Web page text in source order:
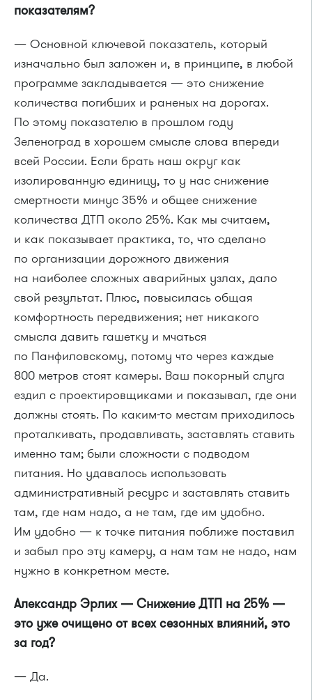
показателям?
— Основной ключевой показатель, который
изначально был заложен и, в принципе, в любой
программе закладывается — это снижение
количества погибших и раненых на дорогах.
По этому показателю в прошлом году
Зеленоград в хорошем смысле слова впереди
всей России. Если брать наш округ как
изолированную единицу, то у нас снижение
смертности минус 35% и общее снижение
количества ДТП около 25%. Как мы считаем,
и как показывает практика, то, что сделано
по организации дорожного движения
на наиболее сложных аварийных узлах, дало
свой результат. Плюс, повысилась общая
комфортность передвижения; нет никакого
смысла давить гашетку и мчаться
по Панфиловскому, потому что через каждые
800 метров стоят камеры. Ваш покорный слуга
ездил с проектировщиками и показывал, где они
должны стоять. По каким-то местам приходилось
проталкивать, продавливать, заставлять ставить
именно там; были сложности с подводом
питания. Но удавалось использовать
административный ресурс и заставлять ставить
там, где нам надо, а не там, где им удобно.
Им удобно — к точке питания поближе поставил
и забыл про эту камеру, а нам там не надо, нам
нужно в конкретном месте.
Александр Эрлих — Снижение ДТП на 25% —
это уже очищено от всех сезонных влияний, это
за год?
— Да.